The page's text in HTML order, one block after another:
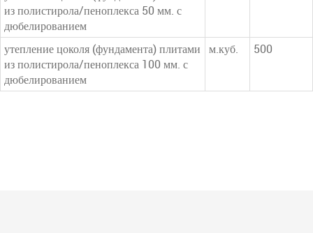
из полистирола/пеноплекса 50 мм. с
дюбелированием
утепление цоколя (фундамента) плитами
из полистирола/пеноплекса 100 мм. с
дюбелированием
м.куб. 500